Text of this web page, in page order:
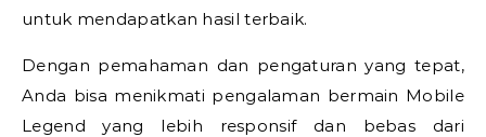
untuk mendapatkan hasil terbaik.
Dengan pemahaman dan pengaturan yang tepat,
Anda bisa menikmati pengalaman bermain Mobile
Legend yang lebih responsif dan bebas dari